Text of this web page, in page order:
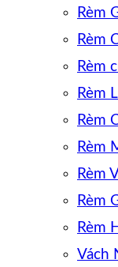
Rèm
Rèm
Rèm
Rèm
Rèm
Rèm
Rèm
Rèm
Rèm
Vách